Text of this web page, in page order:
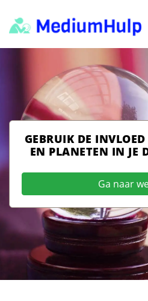
GEBRUIK DE
EN PLANETEN IN JE
Ga naar